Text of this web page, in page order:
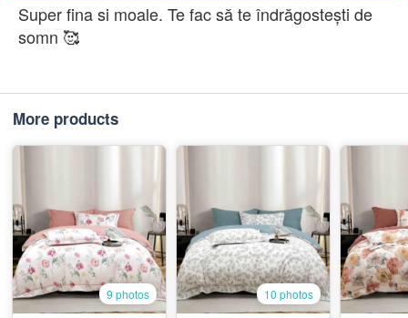
Super fina si moale. Te fac să te îndrăgostești de
somn 🥰
More products
9 photos 10 photos